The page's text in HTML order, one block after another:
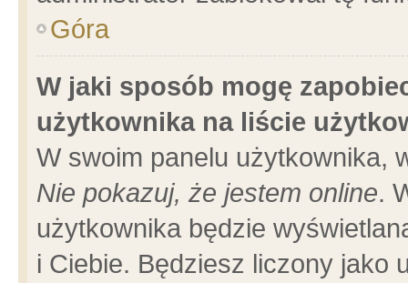
Góra
W jaki sposób mogę
użytkownika na liście
W swoim panelu użytkownika,
Nie pokazuj, że jestem online.
użytkownika będzie
i Ciebie. Będziesz liczony jako